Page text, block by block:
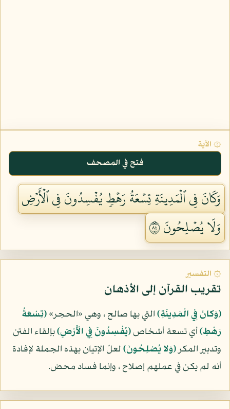
۞ الآية
فتح في المصحف
وَكَانَ فِي ٱلۡمَدِينَةِ تِسۡعَةُ رَهۡطٖ يُفۡسِدُونَ فِي ٱلۡأَرۡضِ
وَلَا يُصۡلِحُونَ ٤٨
۞ التفسير
تقريب القرآن إلى الأذهان
(وَكانَ فِي الْمَدِينَةِ)التي بها صالح ، وهي «الحجر»(تِسْعَةُ
رَهْطٍ)أي تسعة أشخاص(يُفْسِدُونَ فِي الْأَرْضِ)بإلقاء الفتن
وتدبير المكر(وَلا يُصْلِحُونَ)لعلّ الإتيان بهذه الجملة لإفادة
أنه لم يكن في عملهم إصلاح ، وإنما فساد محض.